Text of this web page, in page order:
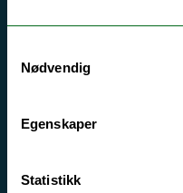
Nødvendig
Egenskaper
Statistikk
Driftsmeldinger
Sikkerhet,